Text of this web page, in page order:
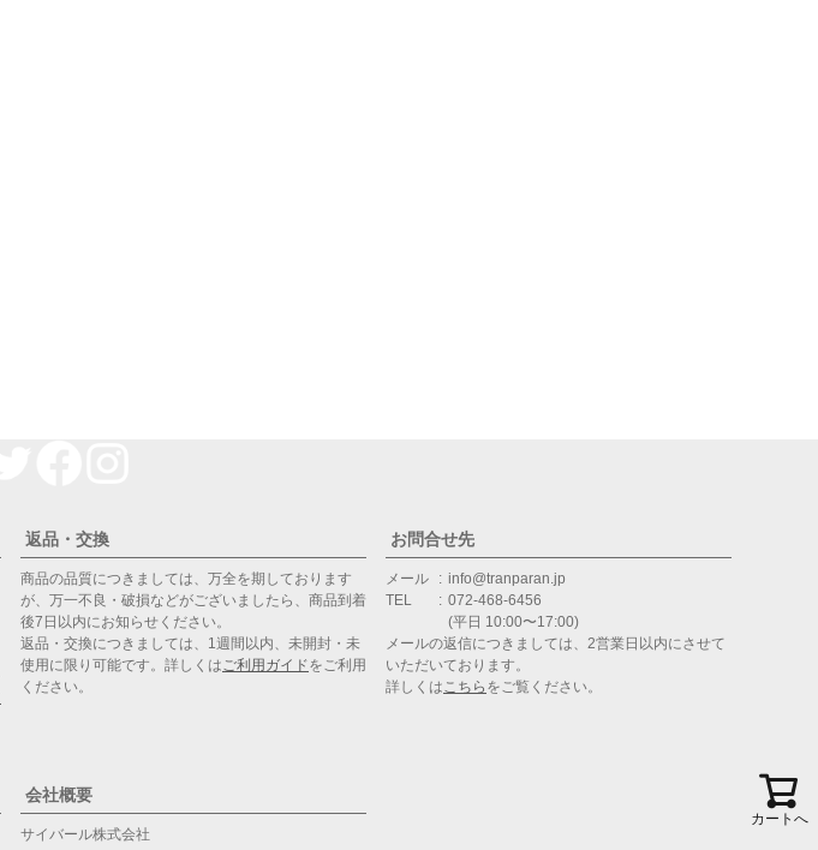
返品・交換
商品の品質につきましては、万全を期しております
が、万一不良・破損などがございましたら、商品到着
後7日以内にお知らせください。
返品・交換につきましては、1週間以内、未開封・未
使用に限り可能です。詳しくはご利用ガイドをご利用
ください。
お問合せ先
メール
info@tranparan.jp
TEL
072-468-6456
(平日 10:00〜17:00)
メールの返信につきましては、2営業日以内にさせて
いただいております。
詳しくはこちら をご覧ください。
会社概要
サイバール株式会社
カートへ